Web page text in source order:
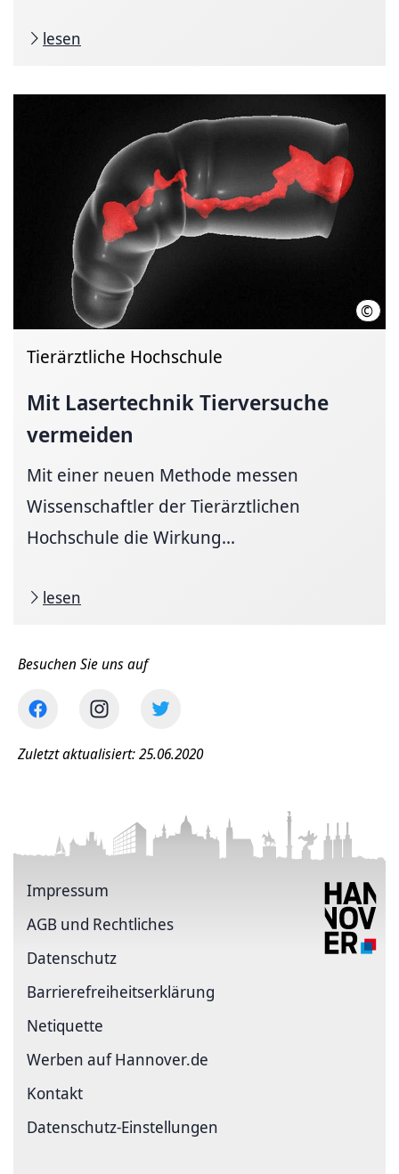
lesen
©
Tierärztliche Hochschule
Mit Lasertechnik Tierversuche
vermeiden
Mit einer neuen Methode messen
Wissenschaftler der Tierärztlichen
Hochschule die Wirkung...
lesen
Besuchen Sie uns auf
Zuletzt aktualisiert: 25.06.2020
Impressum
AGB und Rechtliches
Datenschutz
Barriere­freiheits­erklärung
Netiquette
Werben auf Hannover.de
Kontakt
Datenschutz-Einstellungen